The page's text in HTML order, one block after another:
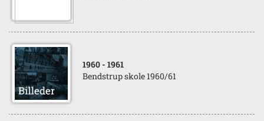
1960 - 1961
Bendstrup skole 1960/61